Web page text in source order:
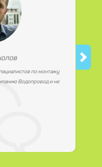
по монтажу
Водопровод и не